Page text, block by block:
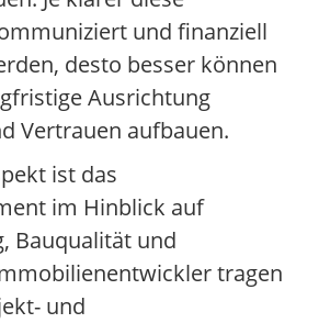
und finanziell
desto besser können
Ausrichtung
Vertrauen aufbauen.
ist das
im Hinblick auf
Bauqualität und
tragen
und